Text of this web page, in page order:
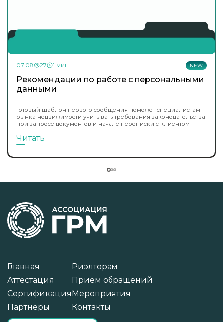
NEW
07.08 27 1 мин
Рекомендации по работе с персональными
данными
Готовый шаблон первого сообщения поможет специалистам
рынка недвижимости учитывать требования законодательства
при запросе документов и начале переписки с клиентом
Читать
Главная
Аттестация
Сертификация
Партнеры
Риэлторам
Прием обращений
Мероприятия
Контакты